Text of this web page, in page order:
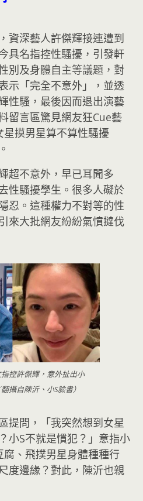
資深藝人許傑輝接連遭到
具名指控性騷擾，引發軒
別及身體自主等議題，對
示「完全不意外」，並透
性騷，最後因而退出演藝
留言區驚見網友狂Cue藝
摸男星算不算性騷擾
超不意外，早已耳聞多
性騷擾學生。很多人礙於
忍。這種權力不對等的性
來大批網友紛紛氣憤撻伐
控許傑輝，意外扯出小
攝自陳沂、小S臉書）
提問，「我突然想到女星
小S不就是慣犯？」意指小
、飛撲男星身體種種行
度邊緣？對此，陳沂也親